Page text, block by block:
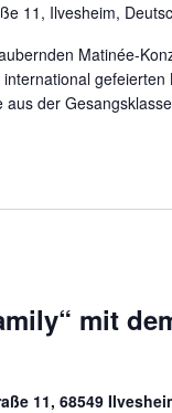
11, Ilvesheim,
Matinée-
aus der
mit
11, 68549